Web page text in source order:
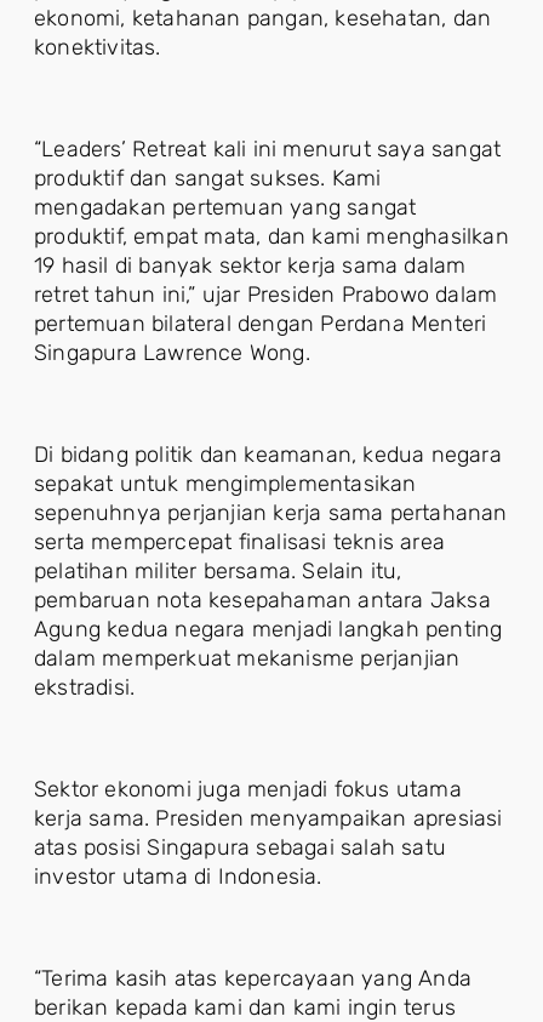
ekonomi, ketahanan pangan, kesehatan, dan
konektivitas.
“Leaders’ Retreat kali ini menurut saya sangat
produktif dan sangat sukses. Kami
mengadakan pertemuan yang sangat
produktif, empat mata, dan kami menghasilkan
19 hasil di banyak sektor kerja sama dalam
retret tahun ini,” ujar Presiden Prabowo dalam
pertemuan bilateral dengan Perdana Menteri
Singapura Lawrence Wong.
Di bidang politik dan keamanan, kedua negara
sepakat untuk mengimplementasikan
sepenuhnya perjanjian kerja sama pertahanan
serta mempercepat finalisasi teknis area
pelatihan militer bersama. Selain itu,
pembaruan nota kesepahaman antara Jaksa
Agung kedua negara menjadi langkah penting
dalam memperkuat mekanisme perjanjian
ekstradisi.
Sektor ekonomi juga menjadi fokus utama
kerja sama. Presiden menyampaikan apresiasi
atas posisi Singapura sebagai salah satu
investor utama di Indonesia.
“Terima kasih atas kepercayaan yang Anda
berikan kepada kami dan kami ingin terus